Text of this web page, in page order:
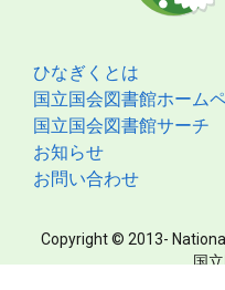
ひなぎくとは
国立国会図書館ホーム
国立国会図書館サーチ
お知らせ
お問い合わせ
Copyright © 2013-